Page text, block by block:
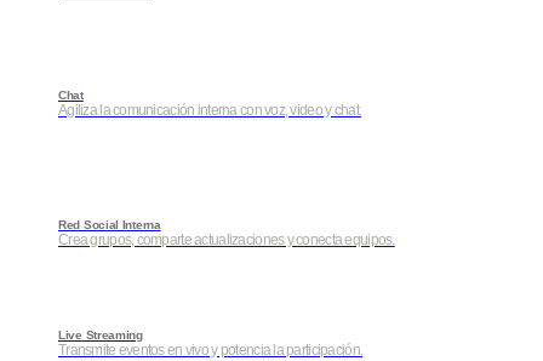
Chat
Agiliza la comunicación interna con voz, video y chat.
Red Social Interna
Crea grupos, comparte actualizaciones y conecta equipos.
Live Streaming
Transmite eventos en vivo y potencia la participación.